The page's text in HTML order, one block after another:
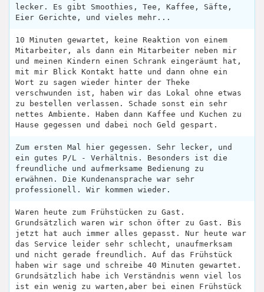
lecker. Es gibt Smoothies, Tee, Kaffee, Säfte,
Eier Gerichte, und vieles mehr...
10 Minuten gewartet, keine Reaktion von einem
Mitarbeiter, als dann ein Mitarbeiter neben mir
und meinen Kindern einen Schrank eingeräumt hat,
mit mir Blick Kontakt hatte und dann ohne ein
Wort zu sagen wieder hinter der Theke
verschwunden ist, haben wir das Lokal ohne etwas
zu bestellen verlassen. Schade sonst ein sehr
nettes Ambiente. Haben dann Kaffee und Kuchen zu
Hause gegessen und dabei noch Geld gespart.
Zum ersten Mal hier gegessen. Sehr lecker, und
ein gutes P/L - Verhältnis. Besonders ist die
freundliche und aufmerksame Bedienung zu
erwähnen. Die Kundenansprache war sehr
professionell. Wir kommen wieder.
Waren heute zum Frühstücken zu Gast.
Grundsätzlich waren wir schon öfter zu Gast. Bis
jetzt hat auch immer alles gepasst. Nur heute war
das Service leider sehr schlecht, unaufmerksam
und nicht gerade freundlich. Auf das Frühstück
haben wir sage und schreibe 40 Minuten gewartet.
Grundsätzlich habe ich Verständnis wenn viel los
ist ein wenig zu warten,aber bei einen Frühstück